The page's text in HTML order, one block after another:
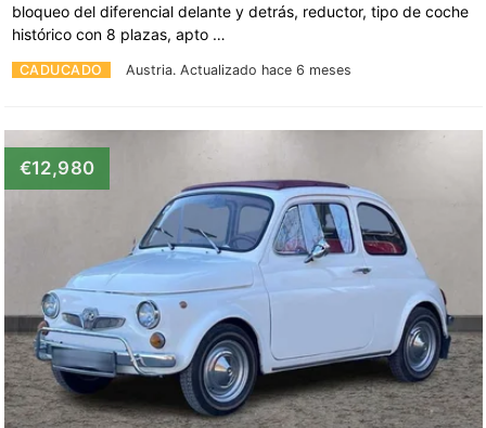
CADUCADO Austria. Actualizado hace 6 meses
bloqueo del diferencial delante y detrás, reductor, tipo de coche
histórico con 8 plazas, apto …
€12,980